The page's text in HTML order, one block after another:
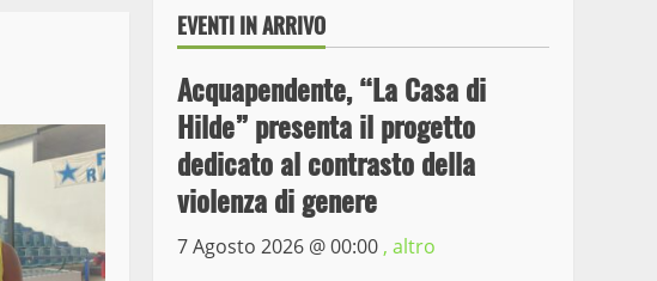
EVENTI IN ARRIVO
Acquapendente, “La Casa di
Hilde” presenta il progetto
dedicato al contrasto della
violenza di genere
7 Agosto 2026 @00:00 , altro
Wiplanet Baseball supera